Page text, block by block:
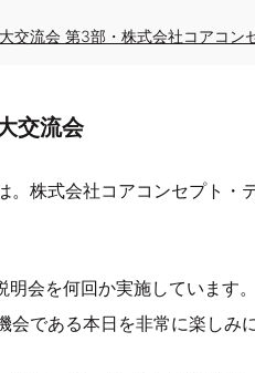
交流会 第3部・株式会社コアコン
交流会
。株式会社コアコンセプト・
会を何回か実施しています
である本日を非常に楽しみ